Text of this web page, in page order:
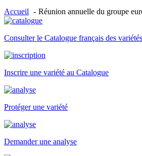
Accueil Réunion annuelle du groupe
Consulter le Catalogue français des variétés
Inscrire une variété au Catalogue
Protéger une variété
Demander une analyse